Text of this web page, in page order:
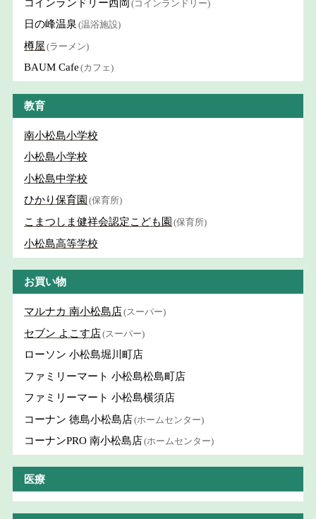
コインランドリー西岡 (コインランドリー)
日の峰温泉 (温浴施設)
樽屋 (ラーメン)
BAUM Cafe (カフェ)
教育
南小松島小学校
小松島小学校
小松島中学校
ひかり保育園 (保育所)
こまつしま健祥会認定こども園 (保育所)
小松島高等学校
お買い物
マルナカ 南小松島店(スーパー)
セブン よこす店(スーパー)
ローソン 小松島堀川町店
ファミリーマート 小松島松島町店
ファミリーマート 小松島横須店
コーナン 徳島小松島店(ホームセンター)
コーナンPRO 南小松島店(ホームセンター)
医療